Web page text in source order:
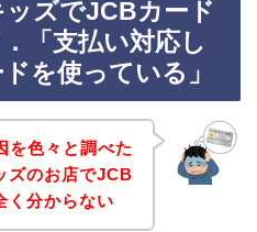
ズでJCBカード
「支払い対応し
を使っている」
を色々と調べた
ズのお店でJCB
く分からない